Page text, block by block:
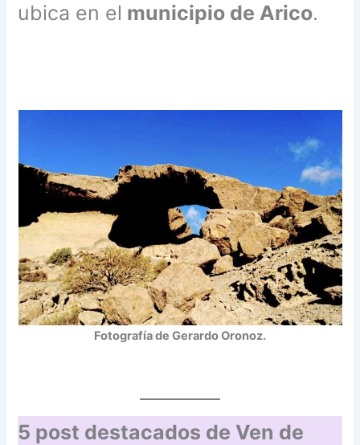
ubica en el municipio de Arico.
Fotografía de Gerardo Oronoz.
5 post destacados de Ven de